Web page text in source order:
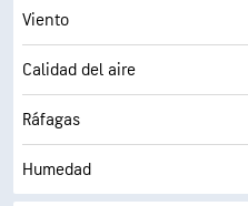
Punto de rocío
AccuLumen Brightness Index™
Nubosidad
Visibilidad
Viento
Calidad del aire
Ráfagas
Humedad